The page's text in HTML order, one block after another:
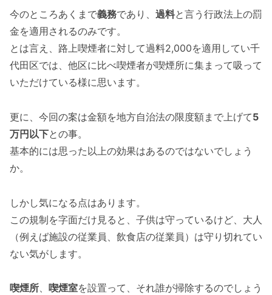
今のところあくまで義務であり、 過料と言う行政法上の罰
金を適用されるのみです。
とは言え、路上喫煙者に対して過料2,000を適用してい千
代田区では、他区に比べ喫煙者が喫煙所に集まって吸って
いただけている様に思います。
更に、今回の案は金額を地方自治法の限度額まで上げて5
万円以下との事。
基本的には思った以上の効果はあるのではないでしょう
か。
しかし気になる点はあります。
この規制を字面だけ見ると、子供は守っているけど、大人
（例えば施設の従業員、飲食店の従業員）は守り切れてい
ない気がします。
喫煙所、 喫煙室を設置って、それ誰が掃除するのでしょう